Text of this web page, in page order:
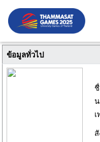
ข้อมูลทั่วไป